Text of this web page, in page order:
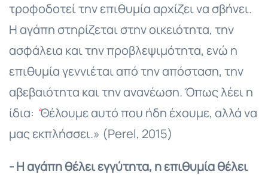
τροφοδοτεί την επιθυμία αρχίζει να σβήνει.
Η αγάπη στηρίζεται στην οικειότητα, την
ασφάλεια και την προβλεψιμότητα, ενώ η
επιθυμία γεννιέται από την απόσταση, την
αβεβαιότητα και την ανανέωση. Όπως λέει η
ίδια: “Θέλουμε αυτό που ήδη έχουμε, αλλά να
μας εκπλήσσει.» (Perel, 2015)
- Η αγάπη θέλει εγγύτητα, η επιθυμία θέλει